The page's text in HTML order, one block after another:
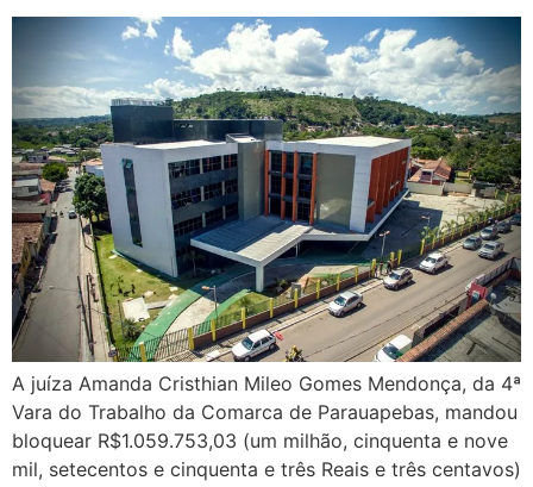
A juíza Amanda Cristhian Mileo Gomes Mendonça, da 4ª
Vara do Trabalho da Comarca de Parauapebas, mandou
bloquear R$1.059.753,03 (um milhão, cinquenta e nove
mil, setecentos e cinquenta e três Reais e três centavos)